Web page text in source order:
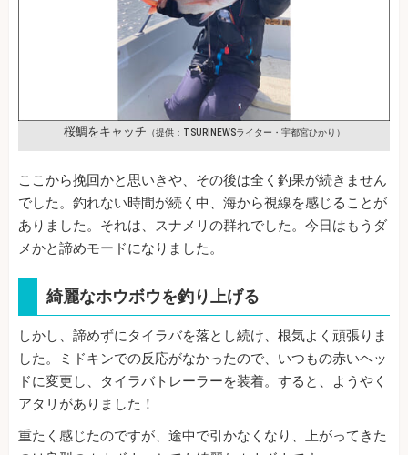
桜鯛をキャッチ （提供：TSURINEWSライター・宇都宮ひかり）
ここから挽回かと思いきや、その後は全く釣果が続きません
でした。釣れない時間が続く中、海から視線を感じることが
ありました。それは、スナメリの群れでした。今日はもうダ
メかと諦めモードになりました。
綺麗なホウボウを釣り上げる
しかし、諦めずにタイラバを落とし続け、根気よく頑張りま
した。ミドキンでの反応がなかったので、いつもの赤いヘッ
ドに変更し、タイラバトレーラーを装着。すると、ようやく
アタリがありました！
重たく感じたのですが、途中で引かなくなり、上がってきた